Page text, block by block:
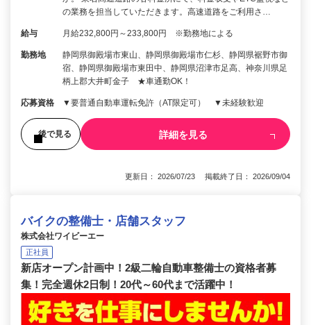
の業務を担当していただきます。高速道路をご利用さ…
給与 月給232,800円～233,800円 ※勤務地による
勤務地
静岡県御殿場市東山、静岡県御殿場市仁杉、静岡県裾野市御
宿、静岡県御殿場市東田中、静岡県沼津市足高、神奈川県足
柄上郡大井町金子 ★車通勤OK！
応募資格 ▼要普通自動車運転免許（AT限定可） ▼未経験歓迎
後で見る 詳細を見る
更新日： 2026/07/23 掲載終了日： 2026/09/04
バイクの整備士・店舗スタッフ
株式会社ワイビーエー
正社員
新店オープン計画中！2級二輪自動車整備士の資格者募
集！完全週休2日制！20代～60代まで活躍中！